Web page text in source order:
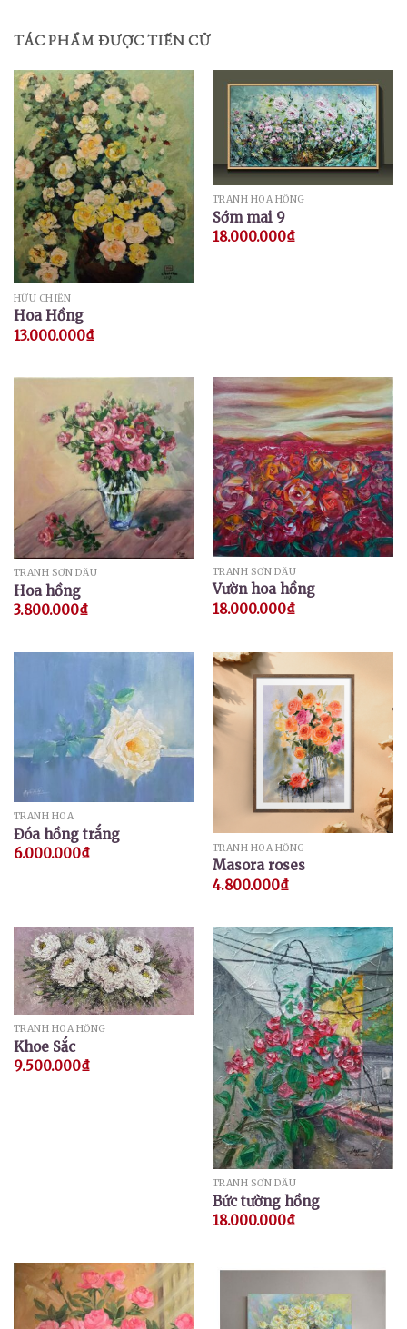
TÁC PHẨM ĐƯỢC TIẾN CỬ
HỮU CHIẾN
Hoa Hồng
13.000.000₫
TRANH HOA HỒNG
Sớm mai 9
18.000.000₫
TRANH SƠN DẦU
Hoa hồng
3.800.000₫
TRANH SƠN DẦU
Vườn hoa hồng
18.000.000₫
TRANH HOA
Đóa hồng trắng
6.000.000₫ TRANH HOA HỒNG
Masora roses
4.800.000₫
TRANH HOA HỒNG
Khoe Sắc
9.500.000₫
TRANH SƠN DẦU
Bức tường hồng
18.000.000₫